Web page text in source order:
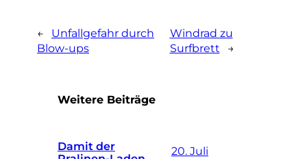
←
Unfallgefahr durch
Blow-ups
Windrad zu
Surfbrett
→
Weitere Beiträge
Damit der
20. Juli